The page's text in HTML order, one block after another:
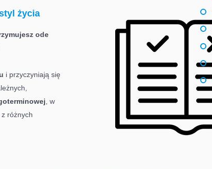
życia
ode
i przyczyniają się
, w
różnych